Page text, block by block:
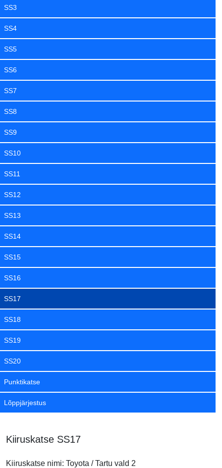
SS3
SS4
SS5
SS6
SS7
SS8
SS9
SS10
SS11
SS12
SS13
SS14
SS15
SS16
SS17
SS18
SS19
SS20
Punktikatse
Lõppjärjestus
Kiiruskatse SS17
Kiiruskatse nimi: Toyota / Tartu vald 2